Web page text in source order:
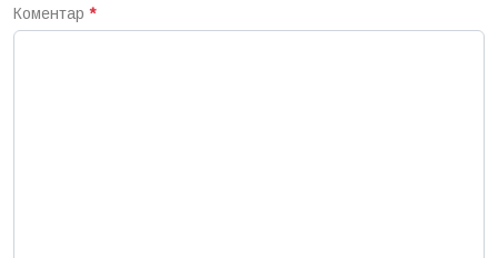
Коментар *